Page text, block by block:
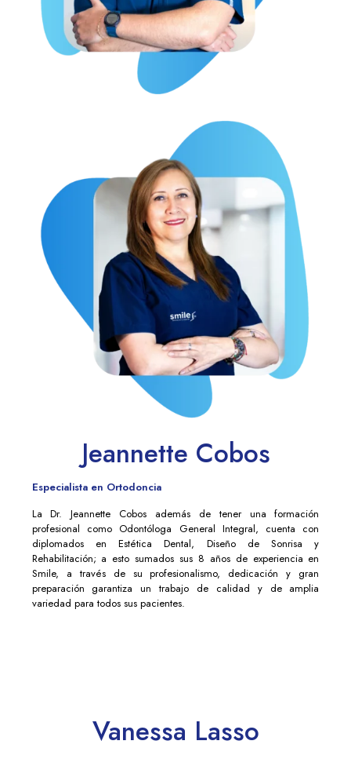
Jeannette Cobos
Especialista en Ortodoncia
La Dr. Jeannette Cobos además de tener una formación
profesional como Odontóloga General Integral, cuenta con
diplomados en Estética Dental, Diseño de Sonrisa y
Rehabilitación; a esto sumados sus 8 años de experiencia en
Smile, a través de su profesionalismo, dedicación y gran
preparación garantiza un trabajo de calidad y de amplia
variedad para todos sus pacientes.
Vanessa Lasso